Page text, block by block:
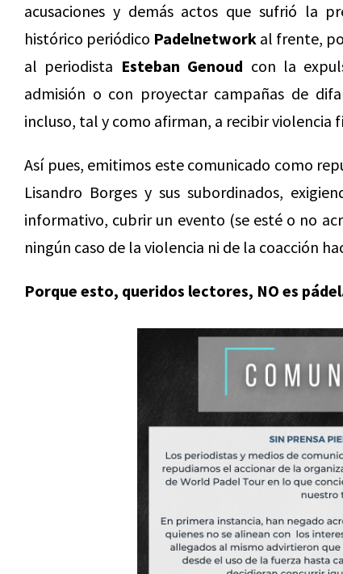
acusaciones y demás actos que sufrió la
histórico periódico Padelnetwork al frente,
al periodista Esteban Genoud con la
admisión o con proyectar campañas de
incluso, tal y como afirman, a recibir
Así pues, emitimos este comunicado como
Lisandro Borges y sus subordinados,
informativo, cubrir un evento (se esté o no
ningún caso de la violencia ni de la coacción
Porque esto, queridos lectores, NO es